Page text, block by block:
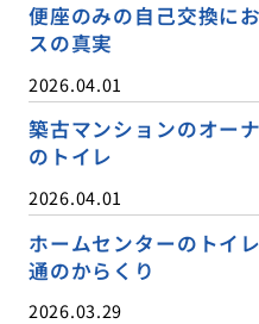
便座のみの自己交換に
スの真実
2026.04.01
築古マンションのオー
のトイレ
2026.04.01
ホームセンターのトイ
通のからくり
2026.03.29